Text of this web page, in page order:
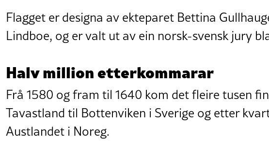
Flagget er designa av ekteparet Bettina
Lindboe, og er valt ut av ein norsk-svensk jury
Halv million etterkommarar
Frå 1580 og fram til 1640 kom det fleire tusen
Tavastland til Bottenviken i Sverige og etter
Austlandet i Noreg.